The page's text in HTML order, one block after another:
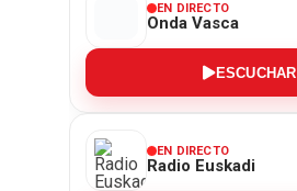
EN DIRECTO
Onda Vasca
ESCUCHAR
EN DIRECTO
Radio Euskadi